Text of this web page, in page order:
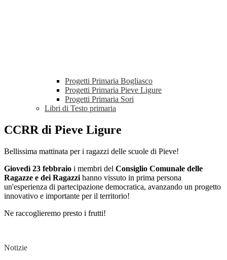
Progetti Primaria Bogliasco
Progetti Primaria Pieve Ligure
Progetti Primaria Sori
Libri di Testo primaria
CCRR di Pieve Ligure
Bellissima mattinata per i ragazzi delle scuole di Pieve!
Giovedì 23 febbraio i membri del Consiglio Comunale delle
Ragazze e dei Ragazzi hanno vissuto in prima persona
un'esperienza di partecipazione democratica, avanzando un progetto
innovativo e importante per il territorio!
Ne raccoglieremo presto i frutti!
Notizie